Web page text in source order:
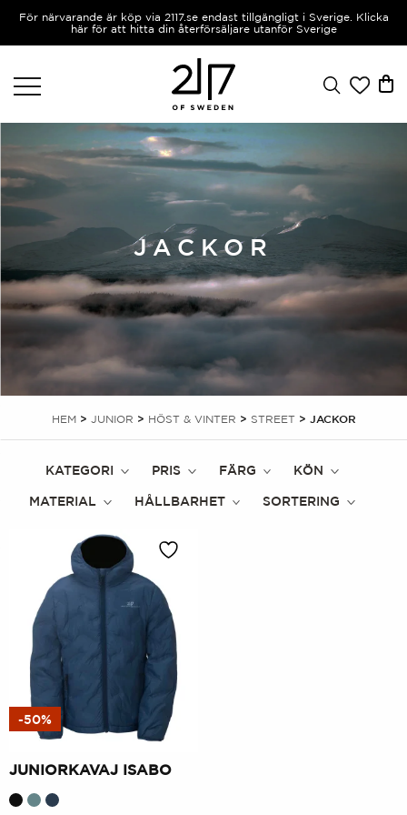
För närvarande är köp via 2117.se endast tillgängligt i Sverige. Klicka
här för att hitta din återförsäljare utanför Sverige
JACKOR
HEM> JUNIOR > HÖST & VINTER > STREET> JACKOR
KATEGORI PRIS FÄRG KÖN
MATERIAL HÅLLBARHET SORTERING
-50%
JUNIORKAVAJ ISABO